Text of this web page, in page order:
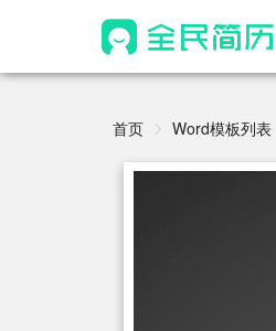
首页 Word模板列表